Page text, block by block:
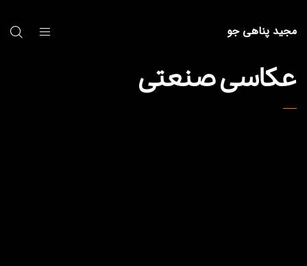
مجید پناهی جو
عکاسی صنعتی